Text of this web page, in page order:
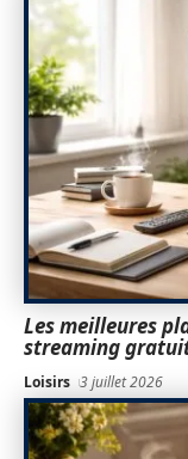
Les meilleures
streaming
Loisirs 3 juillet 2026